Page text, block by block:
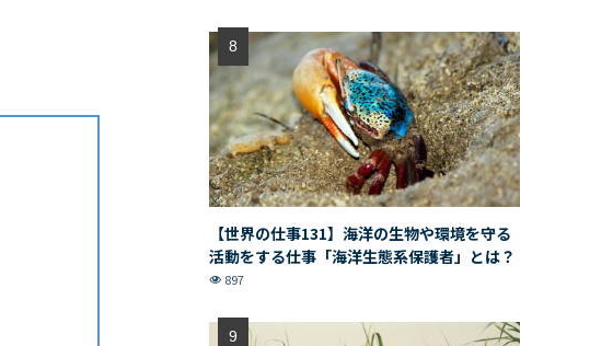
【世界の仕事131】海洋の生物や環境を守る
活動をする仕事「海洋生態系保護者」とは？
897